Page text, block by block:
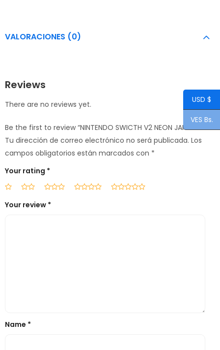
VALORACIONES (0)
Reviews
There are no reviews yet.
Be the first to review “NINTENDO SWICTH V2 NEON JAPAN”
Tu dirección de correo electrónico no será publicada. Los
campos obligatorios están marcados con *
Your rating *
Your review *
Name *
USD $
VES Bs.